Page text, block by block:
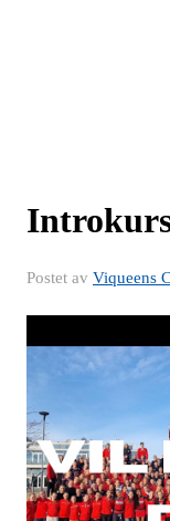
Postet av Viqueens